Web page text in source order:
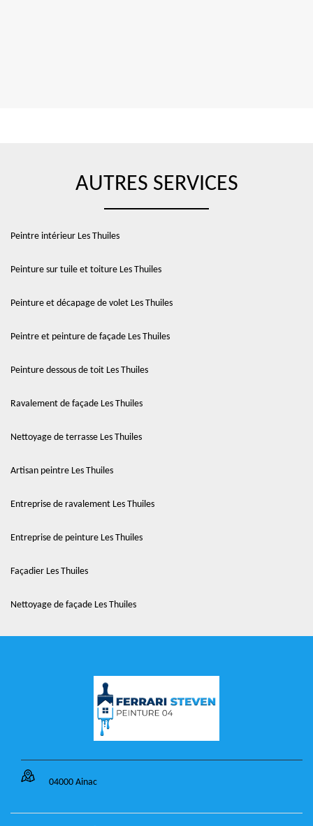
AUTRES SERVICES
Peintre intérieur Les Thuiles
Peinture sur tuile et toiture Les Thuiles
Peinture et décapage de volet Les Thuiles
Peintre et peinture de façade Les Thuiles
Peinture dessous de toit Les Thuiles
Ravalement de façade Les Thuiles
Nettoyage de terrasse Les Thuiles
Artisan peintre Les Thuiles
Entreprise de ravalement Les Thuiles
Entreprise de peinture Les Thuiles
Façadier Les Thuiles
Nettoyage de façade Les Thuiles
04000 Ainac